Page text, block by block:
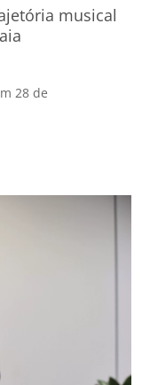
musical
28 de